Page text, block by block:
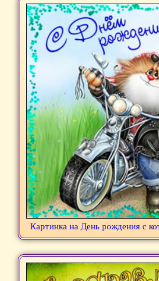
Картинка на День рождения с